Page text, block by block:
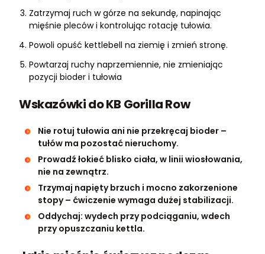
Zatrzymaj ruch w górze na sekundę, napinając
mięśnie pleców i kontrolując rotację tułowia.
Powoli opuść kettlebell na ziemię i zmień stronę.
Powtarzaj ruchy naprzemiennie, nie zmieniając
pozycji bioder i tułowia
Wskazówki do KB Gorilla Row
Nie rotuj tułowia ani nie przekręcaj bioder –
tułów ma pozostać nieruchomy.
Prowadź łokieć blisko ciała, w linii wiosłowania,
nie na zewnątrz.
Trzymaj napięty brzuch i mocno zakorzenione
stopy – ćwiczenie wymaga dużej stabilizacji.
Oddychaj: wydech przy podciąganiu, wdech
przy opuszczaniu kettla.